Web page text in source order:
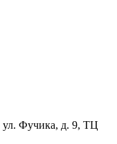
ул. Фучика, д. 9, ТЦ